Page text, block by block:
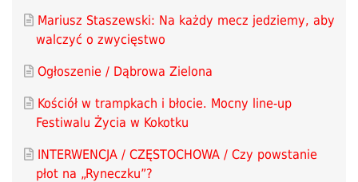
Mariusz Staszewski: Na każdy mecz jedziemy, aby
walczyć o zwycięstwo
Ogłoszenie / Dąbrowa Zielona
Kościół w trampkach i błocie. Mocny line-up
Festiwalu Życia w Kokotku
INTERWENCJA / CZĘSTOCHOWA / Czy powstanie
płot na „Ryneczku”?